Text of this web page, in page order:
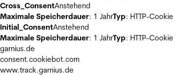
Cross_ConsentAnstehend
Maximale Speicherdauer: 1 JahrTyp: HTTP-Cookie
Initial_ConsentAnstehend
Maximale Speicherdauer: 1 JahrTyp: HTTP-Cookie
garnius.de
consent.cookiebot.com
www.track.garnius.de